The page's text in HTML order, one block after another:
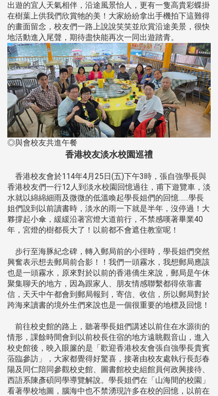
出遊的宜人天氣相伴，沿途風景怡人，更有一隻高貴彩蝶掛
在樹葉上供我們欣賞牠的美！大家紛紛拿出手機拍下這難得
的畫面留念，校友們一路上說說笑笑並欣賞沿途美景，很快
地活動進入尾聲，期待盡快能再次一同出遊踏青。
◎與會校友共進午餐
香港校友淡水校園巡禮
香港校友會於114年4月25日(五)下午3時，張自強學長與
香港校友們一行12人到淡水校園回憶過往，甫下遊覽車，淡
水就以綿綿細雨及微微的低溫喚起學長姐們的回憶……學長
姐們說到以前讀書時，淡水的雨一下就是半年，沒停過！大
夥撐起小傘，緩緩沿著宮燈大道前行，不禁感嘆著畢業40
年，宮燈的樹都長大了！以前都不會遮住教室呢！
步行至海豚紀念碑，轉入郵局前的小徑時，學長姐們突然
興奮表示想去郵局前合影！！我們一頭霧水，我想郵局應該
也是一頭霧水，原來對於以前的香港僑生來說，郵局是午休
聚集聊天的地方，因為跟家人、朋友情感聯繫都得依靠書
信，天天中午都會到郵局報到，寄信、收信，所以郵局對於
跨海來讀書的境外生們來說也是一個很重要的地標及回憶！
前往校史館的路上，聽著學長姐們講述以前住在水源街的
情形，課餘時間會到以前校長住宿的地方遠眺觀音山，進入
校史館後，映入眼簾的是「歡迎香港校友會張自強學長貴賓
蒞臨參訪」，大家都覺得好驚喜，接著由校友處執行長彭春
陽及同仁陪同參觀校史館、圖書館校史組館員何政興接待、
西語系陳彥碩同學導覽解說。學長姐們在「山海間的校園」
看著學校地圖，腦海中也不禁湧現許多在校的回憶，以前在